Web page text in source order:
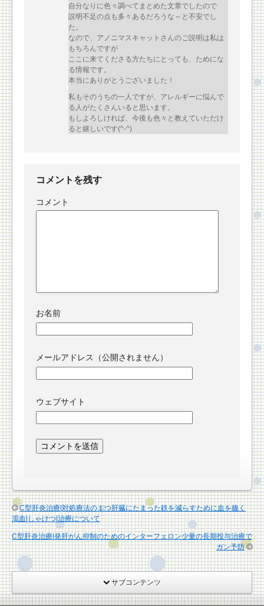
自分なりに色々調べてまとめた文章でしたので
説明不足の点も多々あるだろうな～と不安でし
た。
なので、アノニマスキャットさんのご説明は私は
もちろんですが
ここに来てくださる方たちにとっても、ためにな
る情報です。
本当にありがとうございました！
私もそのうちの一人ですが、アレルギーに悩んで
る人がたくさんいると思います。
もしよろしければ、今後も色々と教えていただけ
ると嬉しいです(^-^)
コメントを残す
コメント
お名前
メールアドレス（公開されません）
ウェブサイト
C型肝炎治療|対処療法の１つ肝臓にたまった鉄を減らすために血を抜く
瀉血|しゃけつ|治療について
C型肝炎治療|発肝がん抑制のためのインターフェロン少量の長期投与治療で
ガン予防
サブコンテンツ